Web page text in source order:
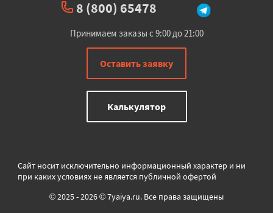
8 (800) 65478
Принимаем заказы с 9:00 до 21:00
Оставить заявку
Калькулятор
Сайт носит исключительно информационный характер и ни
при каких условиях не является публичной офертой
© 2025 - 2026 © 7yaiya.ru. Все права защищены